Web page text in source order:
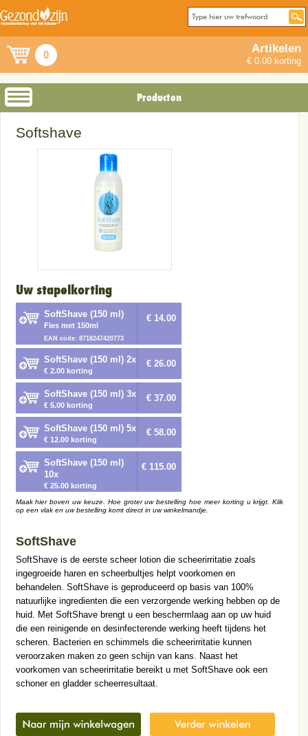
0 Artikelen
€ 0.00 korting
Producten
Softshave
Uw stapelkorting
SoftShave (150 ml)
Fles met 150ml
EAN code: 8718247420773
€ 14.00
SoftShave (150 ml) 2x
€ 2.00 korting
€ 26.00
SoftShave (150 ml) 3x
€ 5.00 korting
€ 37.00
SoftShave (150 ml) 5x
€ 12.00 korting
€ 58.00
SoftShave (150 ml)
10x
€ 25.00 korting
€ 115.00
Maak hier boven uw keuze. Hoe groter uw bestelling hoe meer korting u krijgt. Klik
op een vlak en uw bestelling komt direct in uw winkelmandje.
SoftShave
SoftShave is de eerste scheer lotion die scheerirritatie zoals
ingegroeide haren en scheerbultjes helpt voorkomen en
behandelen. SoftShave is geproduceerd op basis van 100%
natuurlijke ingredienten die een verzorgende werking hebben op de
huid. Met SoftShave brengt u een beschermlaag aan op uw huid
die een reinigende en desinfecterende werking heeft tijdens het
scheren. Bacterien en schimmels die scheerirritatie kunnen
veroorzaken maken zo geen schijn van kans. Naast het
voorkomen van scheerirritatie bereikt u met SoftShave ook een
schoner en gladder scheerresultaat.